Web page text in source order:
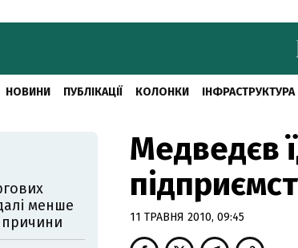
НОВИНИ ПУБЛІКАЦІЇ КОЛОНКИ ІНФРАСТРУКТУРА
Медведєв
11 ТРАВНЯ 2010, 09:45
менше
причини